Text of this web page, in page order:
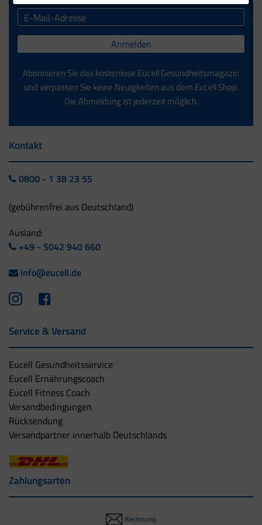
Anmelden
Abonnieren Sie das kostenlose Eucell Gesundheitsmagazin
und verpassen Sie keine Neuigkeiten aus dem Eucell Shop.
Die Abmeldung ist jederzeit möglich.
Kontakt
0800 - 1 38 23 55
(gebührenfrei aus Deutschland)
Ausland:
+49 - 5042 940 660
info@eucell.de
Service & Versand
Eucell Gesundheitsservice
Eucell Ernährungscoach
Eucell Fitness Coach
Versandbedingungen
Rücksendung
Versandpartner innerhalb Deutschlands
Zahlungsarten